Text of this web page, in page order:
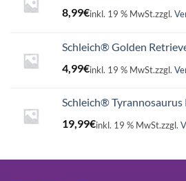
8,99€inkl. 19 % MwSt.zzgl.
Schleich® Golden
4,99€inkl. 19 % MwSt.zzgl.
Schleich® Tyrannosaurus
19,99€inkl. 19 % MwSt.zzgl.